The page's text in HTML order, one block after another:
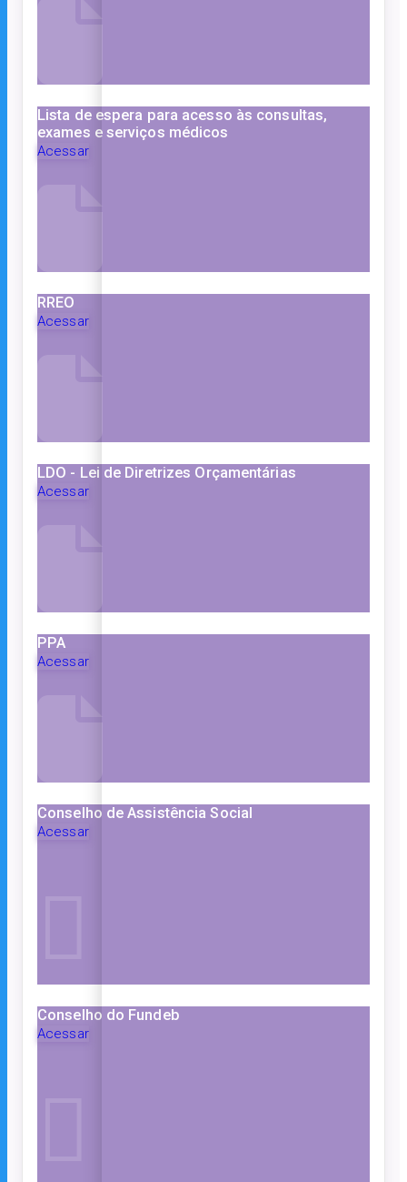
Lista de espera para acesso às consultas,
exames e serviços médicos
Acessar
RREO
Acessar
LDO - Lei de Diretrizes Orçamentárias
Acessar
PPA
Acessar
Conselho de Assistência Social
Acessar
Conselho do Fundeb
Acessar